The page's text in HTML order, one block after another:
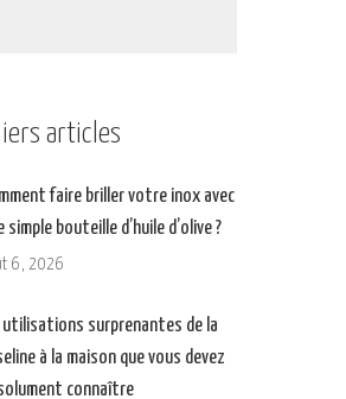
articles
faire briller votre inox avec
simple bouteille d’huile d’olive ?
6, 2026
surprenantes de la
à la maison que vous devez
connaître